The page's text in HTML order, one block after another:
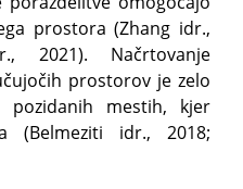
prostora (Zhang idr.,
2021). Načrtovanje
prostorov je zelo
mestih, kjer
(Belmeziti idr., 2018;